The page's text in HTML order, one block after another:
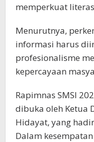
memperkuat
Menurutnya,
informasi harus
profesionalisme
kepercayaan
Rapimnas SMSI
dibuka oleh Ketua
Hidayat, yang
Dalam